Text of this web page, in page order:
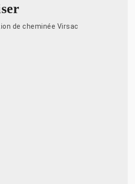
de cheminée Virsac